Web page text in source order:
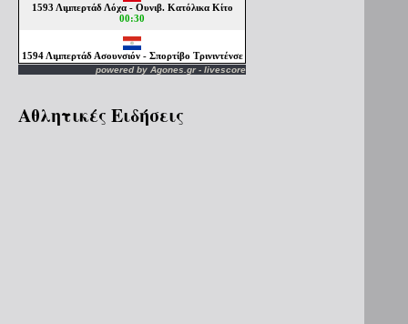
powered by Agones.gr- livescore
Αθλητικές Ειδήσεις